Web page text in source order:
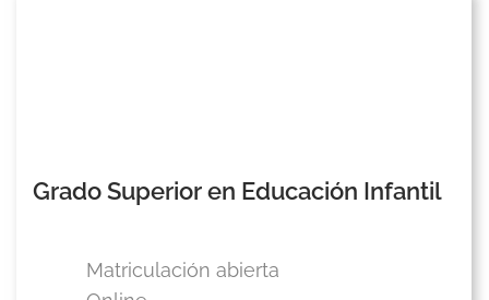
Grado Superior en Educación Infantil
Matriculación abierta